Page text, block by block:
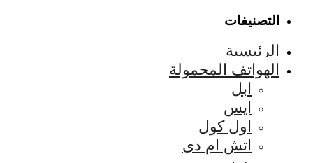
التصنيفات
الرئيسية
الهواتف المحمولة
ابل
ايس
اول كول
اتش ام دى